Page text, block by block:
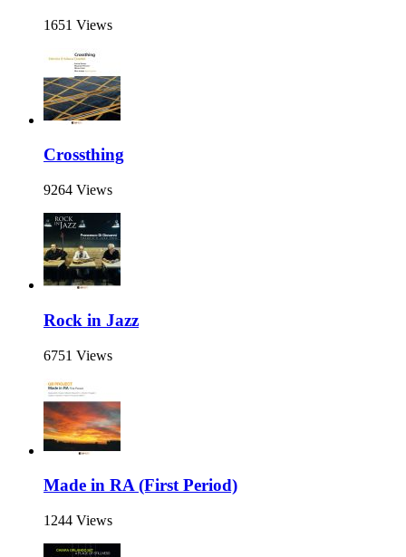
1651 Views
Crossthing
9264 Views
Rock in Jazz
6751 Views
Made in RA (First Period)
1244 Views